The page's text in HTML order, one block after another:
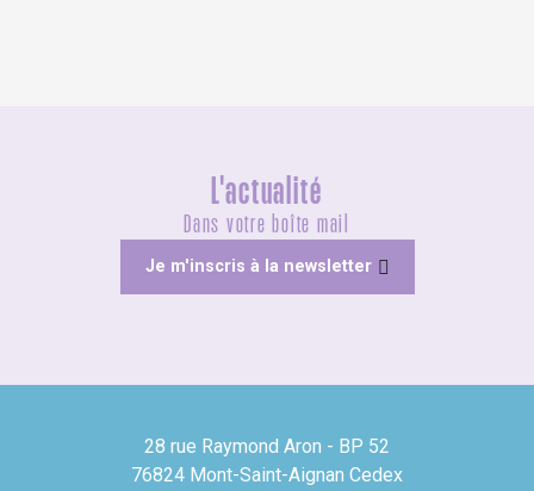
L'actualité
Dans votre boîte mail
Je m'inscris à la newsletter
28 rue Raymond Aron - BP 52
76824 Mont-Saint-Aignan Cedex